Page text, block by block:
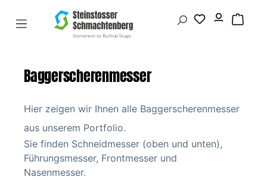
Baggerscherenmesser
Hier zeigen wir Ihnen alle Baggerscherenmesser
aus unserem Portfolio.
Sie finden Schneidmesser (oben und unten),
Führungsmesser, Frontmesser und
Nasenmesser.